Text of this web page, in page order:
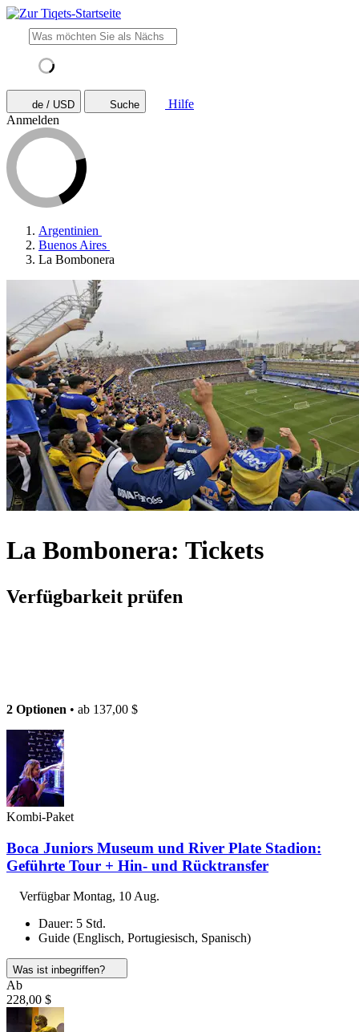
de / USD Suche
Hilfe
Anmelden
Argentinien
Buenos Aires
La Bombonera
La Bombonera: Tickets
Verfügbarkeit prüfen
2 Optionen • ab 137,00 $
Kombi-Paket
Boca Juniors Museum und River Plate Stadion:
Geführte Tour + Hin- und Rücktransfer
VerfügbarMontag, 10 Aug.
Dauer: 5 Std.
Guide (Englisch, Portugiesisch, Spanisch)
Was ist inbegriffen?
Ab
228,00 $